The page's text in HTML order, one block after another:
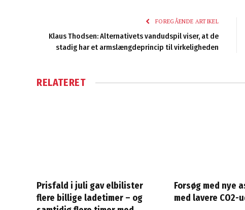
FOREGÅENDE ARTIKEL
Klaus Thodsen: Alternativets vandudspil viser, at de
stadig har et armslængdeprincip til virkeligheden
RELATERET
Prisfald i juli gav elbilister
flere billige ladetimer – og
Forsøg med nye
med lavere CO2-